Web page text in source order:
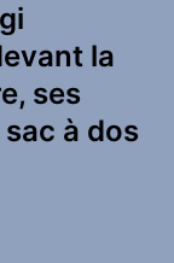
la
ses
à dos